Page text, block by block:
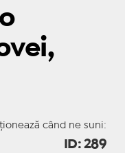
când ne suni:
ID: 289